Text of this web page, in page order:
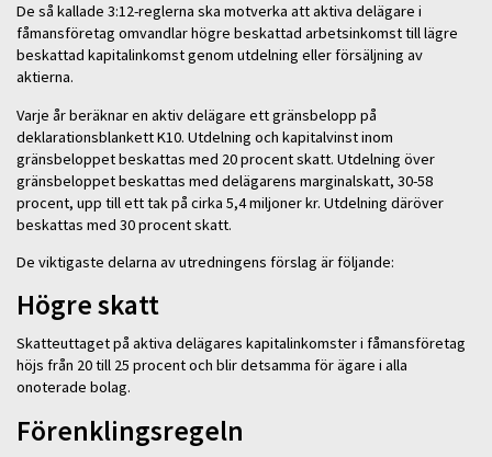
De så kallade 3:12-reglerna ska motverka att aktiva delägare i
fåmansföretag omvandlar högre beskattad arbetsinkomst till lägre
beskattad kapitalinkomst genom utdelning eller försäljning av
aktierna.
Varje år beräknar en aktiv delägare ett gränsbelopp på
deklarationsblankett K10. Utdelning och kapitalvinst inom
gränsbeloppet beskattas med 20 procent skatt. Utdelning över
gränsbeloppet beskattas med delägarens marginalskatt, 30-58
procent, upp till ett tak på cirka 5,4 miljoner kr. Utdelning däröver
beskattas med 30 procent skatt.
De viktigaste delarna av utredningens förslag är följande:
Högre skatt
Skatteuttaget på aktiva delägares kapitalinkomster i fåmansföretag
höjs från 20 till 25 procent och blir detsamma för ägare i alla
onoterade bolag.
Förenklingsregeln